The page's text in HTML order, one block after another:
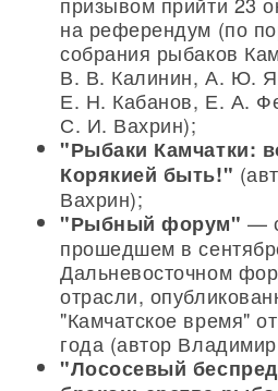
на референдум (по
собрания рыбаков
В. В. Калинин, А. Ю.
Е. Н. Кабанов, Е. А.
С. И. Вахрин);
"Рыбаки Камчатки:
Корякией быть!"
Вахрин);
"Рыбный форум" —
прошедшем в
Дальневосточном
отрасли,
"Камчатское время"
года (автор
"Лососевый